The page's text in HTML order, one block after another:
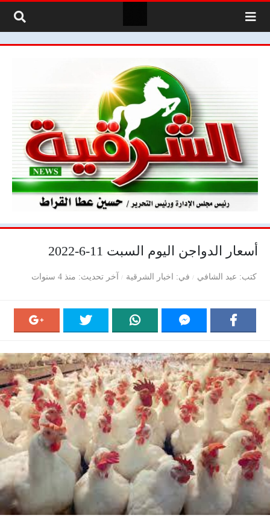
أسعار الدواجن اليوم السبت 11-6-2022
كتب عبد الشافي في اخبار الشرقية آخر تحديث منذ 4 سنوات